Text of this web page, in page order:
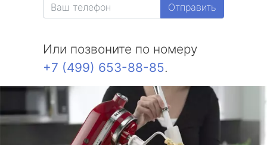
Отправить
Или позвоните по номеру
+7 (499) 653-88-85.